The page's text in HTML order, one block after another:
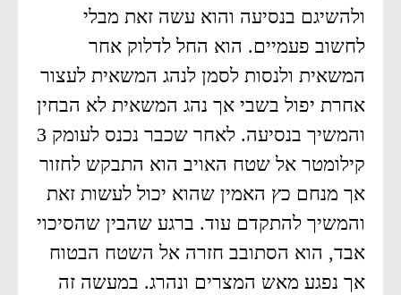
ולהשיגם בנסיעה והוא עשה זאת מבלי
לחשוב פעמיים. הוא החל לדלוק אחר
המשאית ולנסות לסמן לנהג המשאית לעצור
אחרת יפול בשבי אך נהג המשאית לא הבחין
והמשיך בנסיעה. לאחר שכבר נכנס לעומק 3
קילומטר אל שטח האויב הוא התבקש לחזור
אך מנחם כץ האמין שהוא יכול לעשות זאת
והמשיך להתקדם עוד. ברגע שהבין שהסיכוי
אבד, הוא הסתובב חזרה אל השטח הבטוח
אך נפגע מאש המצרים ונהרג. במעשה זה